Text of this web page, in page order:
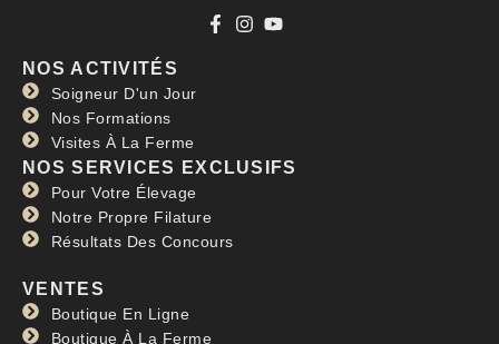
NOS ACTIVITÉS
Soigneur D'un Jour
Nos Formations
Visites À La Ferme
NOS SERVICES EXCLUSIFS
Pour Votre Élevage
Notre Propre Filature
Résultats Des Concours
VENTES
Boutique En Ligne
Boutique À La Ferme